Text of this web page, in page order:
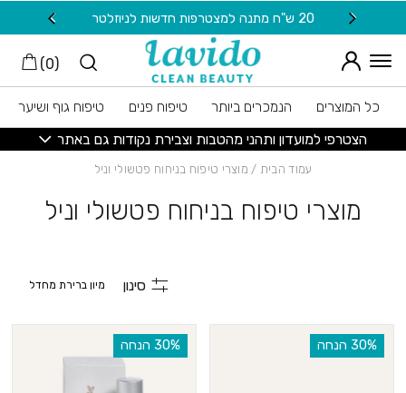
Skip to Content
20 ש"ח מתנה למצטרפות חדשות לניוזלטר
(
0
)
כל המוצרים הנמכרים ביותר טיפוח פנים
טיפוח גוף ושיער
הצטרפי למועדון ותהני מהטבות וצבירת נקודות גם באתר
עמוד הבית / מוצרי טיפוח בניחוח פטשולי וניל
מוצרי טיפוח בניחוח פטשולי וניל
סינון
‫30% הנחה ‫30% הנחה
בחזרה למעלה